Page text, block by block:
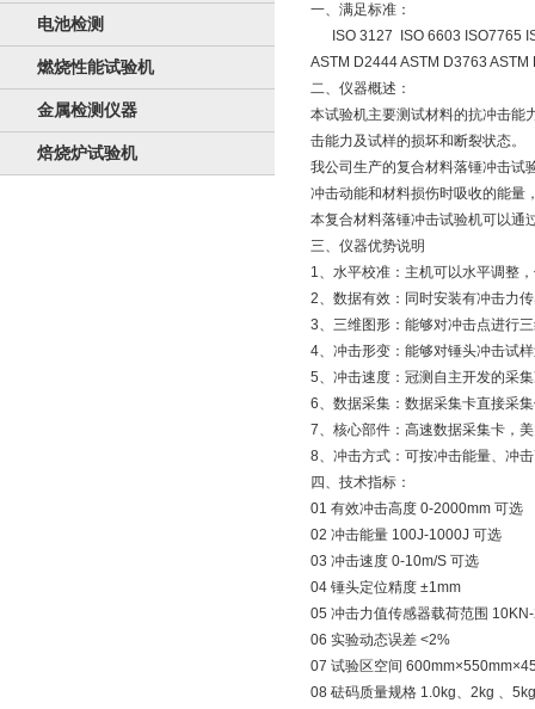
电池检测
燃烧性能试验机
金属检测仪器
焙烧炉试验机
一、满足标准：
ISO 3127 ISO 6603 ISO7765
ASTM D2444 ASTM D3763
二、仪器概述：
本试验机主要测试材料的抗冲击能
击能力及试样的损坏和断裂状态。
我公司生产的复合材料落锤冲击试
冲击动能和材料损伤时吸收的能量
本复合材料落锤冲击试验机可以
三、仪器优势说明
1、水平校准：主机可以水平调整
2、数据有效：同时安装有冲击力
3、三维图形：能够对冲击点进行
4、冲击形变：能够对锤头冲击试
5、冲击速度：冠测自主开发的采
6、数据采集：数据采集卡直接采
7、核心部件：高速数据采集卡，
8、冲击方式：可按冲击能量、冲
四、技术指标：
01 有效冲击高度 0-2000mm 可选
02 冲击能量 100J-1000J 可选
03 冲击速度 0-10m/S 可选
04 锤头定位精度 ±1mm
05 冲击力值传感器载荷范围
06 实验动态误差 <2%
07 试验区空间
08 砝码质量规格 1.0kg、2kg 、